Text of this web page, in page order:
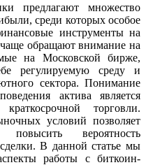
предлагают множество
среди которых особое
инструменты на
обращают внимание на
на Московской бирже,
регулируемую среду и
сектора. Понимание
актива является
торговли.
условий позволяет
вероятность
В данной статье мы
работы с биткоин-